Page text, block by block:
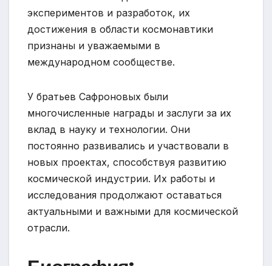
экспериментов и разработок, их
достижения в области космонавтики
признаны и уважаемыми в
международном сообществе.
У братьев Сафроновых были
многочисленные награды и заслуги за их
вклад в науку и технологии. Они
постоянно развивались и участвовали в
новых проектах, способствуя развитию
космической индустрии. Их работы и
исследования продолжают оставаться
актуальными и важными для космической
отрасли.